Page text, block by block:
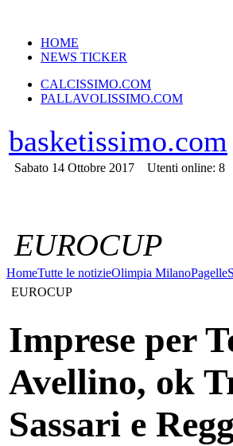
HOME
NEWS TICKER
CALCISSIMO.COM
PALLAVOLISSIMO.COM
basketissimo.com
Sabato 14 Ottobre 2017 Utenti online: 8
EUROCUP
HomeTutte le notizieOlimpia MilanoPagelle
EUROCUP
Imprese per
Avellino, ok
Sassari e